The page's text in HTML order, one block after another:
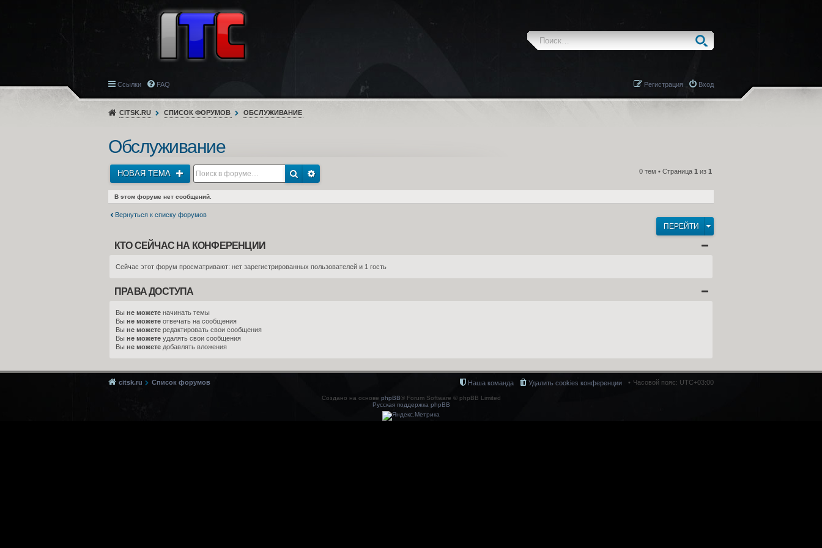
Ссылки FAQ Вход
Регистрация
CITSK.RU СПИСОК ФОРУМОВ ОБСЛУЖИВАНИЕ
Обслуживание
НОВАЯ ТЕМА 0 тем • Страница 1 из 1
В этом форуме нет сообщений.
Вернуться к списку форумов
ПЕРЕЙТИ
КТО СЕЙЧАС НА КОНФЕРЕНЦИИ
Сейчас этот форум просматривают: нет зарегистрированных пользователей и 1 гость
ПРАВА ДОСТУПА
Вы не можете начинать темы
Вы не можете отвечать на сообщения
Вы не можете редактировать свои сообщения
Вы не можете удалять свои сообщения
Вы не можете добавлять вложения
citsk.ru Список форумов Часовой пояс: UTC+03:00
Удалить cookies конференции
Наша команда
Создано на основе phpBB® Forum Software © phpBB Limited
Русская поддержка phpBB